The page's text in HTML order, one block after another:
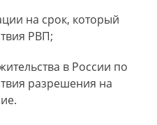
на срок, который
РВП;
в России по
разрешения на